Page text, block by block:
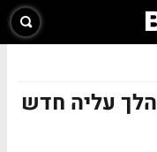
עליה חדש